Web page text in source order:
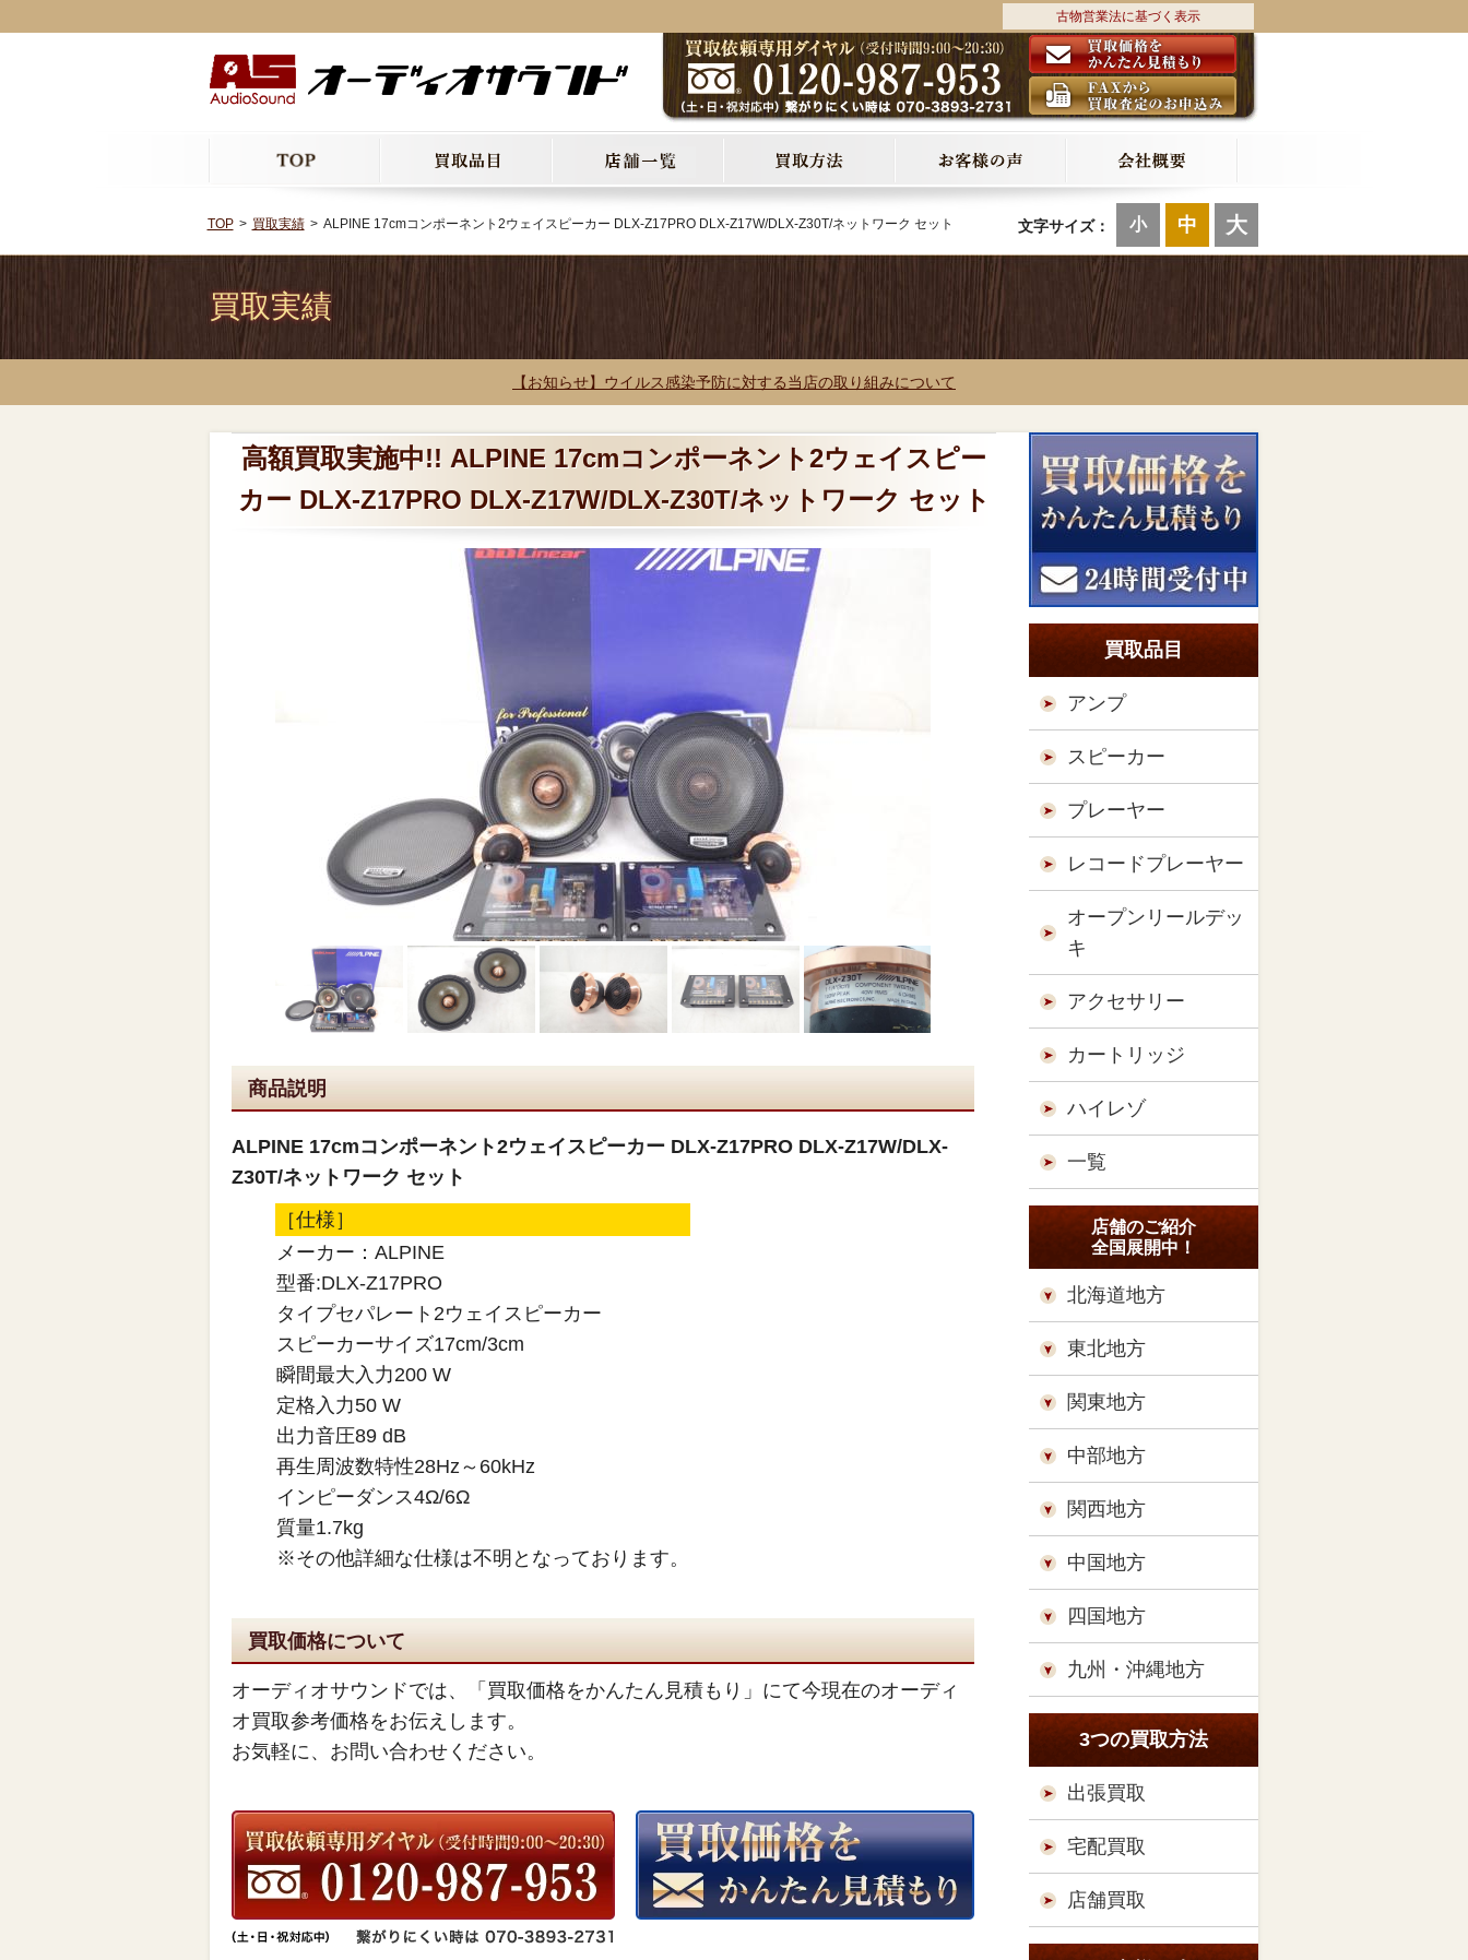
古物営業法に基づく表示
文字サイズ： 小 中 大
TOP 買取実績 ALPINE 17cmコンポーネント2ウェイスピーカー DLX-Z17PRO DLX-Z17W/DLX-Z30T/ネットワーク セット
買取実績
【お知らせ】ウイルス感染予防に対する当店の取り組みについて
高額買取実施中!! ALPINE 17cmコンポーネント2ウェイスピー
カー DLX-Z17PRO DLX-Z17W/DLX-Z30T/ネットワーク セット
商品説明
ALPINE 17cmコンポーネント2ウェイスピーカー DLX-Z17PRO DLX-Z17W/DLX-
Z30T/ネットワーク セット
［仕様］
メーカー：ALPINE
型番:DLX-Z17PRO
タイプセパレート2ウェイスピーカー
スピーカーサイズ17cm/3cm
瞬間最大入力200 W
定格入力50 W
出力音圧89 dB
再生周波数特性28Hz～60kHz
インピーダンス4Ω/6Ω
質量1.7kg
※その他詳細な仕様は不明となっております。
買取価格について
オーディオサウンドでは、「買取価格をかんたん見積もり」にて今現在のオーディ
オ買取参考価格をお伝えします。
お気軽に、お問い合わせください。
買取品目
アンプ
スピーカー
プレーヤー
レコードプレーヤー
オープンリールデッ
キ
アクセサリー
カートリッジ
ハイレゾ
一覧
店舗のご紹介
全国展開中！
北海道地方
東北地方
関東地方
中部地方
関西地方
中国地方
四国地方
九州・沖縄地方
3つの買取方法
出張買取
宅配買取
店舗買取